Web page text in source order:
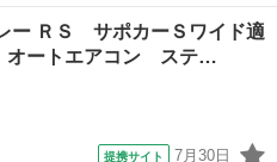
レー ■ グレード名： Ｘ ４
エアコン ステアリングスイ
ー ＲＳ サポカーＳワイド適
ートエアコン ステ…
提携サイト 7月30日